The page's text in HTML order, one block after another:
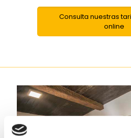
Consulta nuestras
online